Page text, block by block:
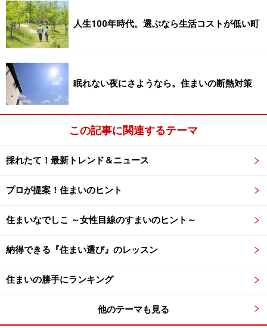
ックよりまずは立地という傾向が伺えます。
③住宅購入者が事前に見に行った家の件数は？
「5件」の割合が最も高く21.8％
実際に購入するまでに見学した物件は5件が最多でし
た。アンケートに寄せられたフリーコメントも後ほど紹
介しますが、購入者からは、物件はとにかくたくさん見
たほうがいい、との意見が多数ありました。
は？
人生100年時代。選ぶなら生活コストが低い町
眠れない夜にさようなら。住まいの断熱対策
この記事に関連するテーマ
採れたて！最新トレンド＆ニュース
プロが提案！住まいのヒント
住まいなでしこ ～女性目線のすまいのヒント～
納得できる『住まい選び』のレッスン
住まいの勝手にランキング
他のテーマも見る